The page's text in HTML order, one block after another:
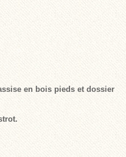
en bois pieds et dossier